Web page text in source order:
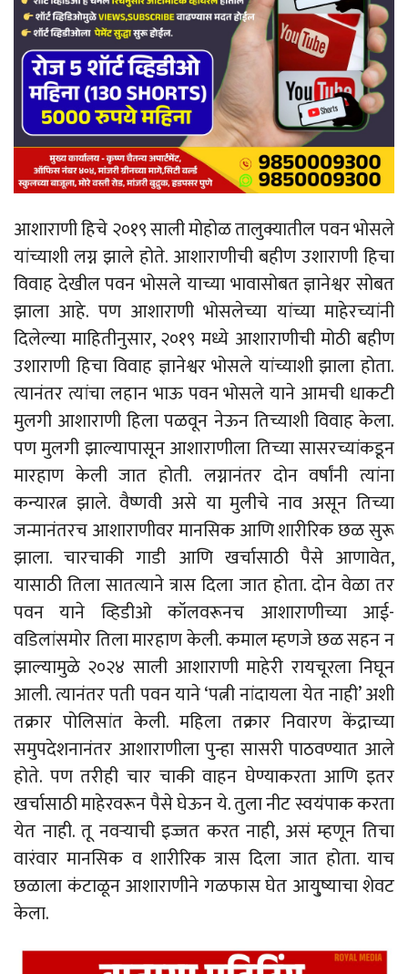
आशाराणी हिचे २०१९ साली मोहोळ तालुक्यातील पवन भोसले
यांच्याशी लग्न झाले होते. आशाराणीची बहीण उशाराणी हिचा
विवाह देखील पवन भोसले याच्या भावासोबत ज्ञानेश्वर सोबत
झाला आहे. पण आशाराणी भोसलेच्या यांच्या माहेरच्यांनी
दिलेल्या माहितीनुसार, २०१९ मध्ये आशाराणीची मोठी बहीण
उशाराणी हिचा विवाह ज्ञानेश्वर भोसले यांच्याशी झाला होता.
त्यानंतर त्यांचा लहान भाऊ पवन भोसले याने आमची धाकटी
मुलगी आशाराणी हिला पळवून नेऊन तिच्याशी विवाह केला.
पण मुलगी झाल्यापासून आशाराणीला तिच्या सासरच्यांकडून
मारहाण केली जात होती. लग्नानंतर दोन वर्षांनी त्यांना
कन्यारत्न झाले. वैष्णवी असे या मुलीचे नाव असून तिच्या
जन्मानंतरच आशाराणीवर मानसिक आणि शारीरिक छळ सुरू
झाला. चारचाकी गाडी आणि खर्चासाठी पैसे आणावेत,
यासाठी तिला सातत्याने त्रास दिला जात होता. दोन वेळा तर
पवन याने व्हिडीओ कॉलवरूनच आशाराणीच्या आई-
वडिलांसमोर तिला मारहाण केली. कमाल म्हणजे छळ सहन न
झाल्यामुळे २०२४ साली आशाराणी माहेरी रायचूरला निघून
आली. त्यानंतर पती पवन याने ‘पत्नी नांदायला येत नाही’ अशी
तक्रार पोलिसांत केली. महिला तक्रार निवारण केंद्राच्या
समुपदेशनानंतर आशाराणीला पुन्हा सासरी पाठवण्यात आले
होते. पण तरीही चार चाकी वाहन घेण्याकरता आणि इतर
खर्चासाठी माहेरवरून पैसे घेऊन ये. तुला नीट स्वयंपाक करता
येत नाही. तू नवऱ्याची इज्जत करत नाही, असं म्हणून तिचा
वारंवार मानसिक व शारीरिक त्रास दिला जात होता. याच
छळाला कंटाळून आशाराणीने गळफास घेत आयु्ष्याचा शेवट
केला.